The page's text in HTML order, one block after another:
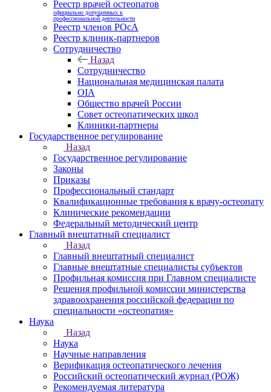
Реестр врачей остеопатов
официально допущенных к
профессиональной деятельности
Реестр членов РОсА
Реестр клиник-партнеров
Сотрудничество
Назад
Сотрудничество
Национальная медицинская палата
OIA
Общество врачей России
Совет остеопатических школ
Клиники-партнеры
Государственное регулирование
Назад
Государственное регулирование
Законы
Приказы
Профессиональный стандарт
Квалификационные требования к врачу-остеопату
Клинические рекомендации
Федеральный методический центр
Главный внештатный специалист
Назад
Главный внештатный специалист
Главные внештатные специалисты субъектов
Профильная комиссия при Главном специалисте
Решения профильной комиссии министерства
здравоохранения российской федерации по
специальности «остеопатия»
Наука
Назад
Наука
Научные направления
Верификация остеопатического лечения
Российский остеопатический журнал (РОЖ)
Рекомендуемая литература